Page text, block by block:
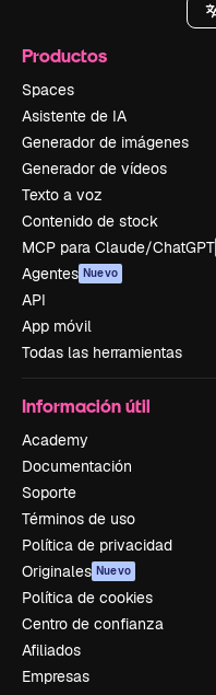
Productos
Spaces
Asistente de IA
Generador de imágenes
Generador de vídeos
Texto a voz
Contenido de stock
MCP para Claude/ChatGPT
Agentes Nuevo
API
App móvil
Todas las herramientas
Información útil
Academy
Documentación
Soporte
Términos de uso
Política de privacidad
Originales Nuevo
Política de cookies
Centro de confianza
Afiliados
Empresas